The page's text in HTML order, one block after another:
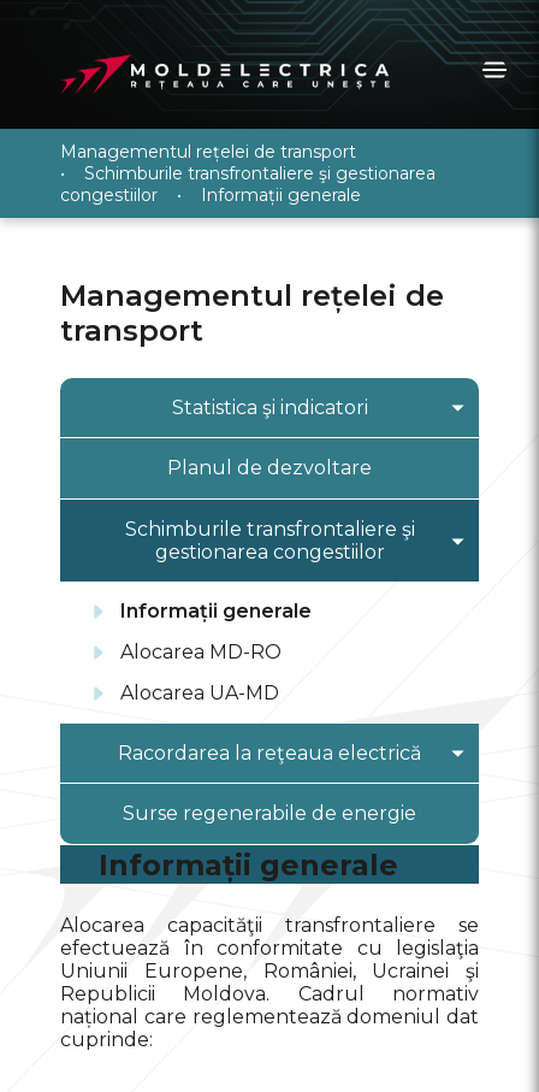
Managementul rețelei de transport
• Schimburile transfrontaliere şi gestionarea
congestiilor • Informații generale
Managementul rețelei de
transport
Statistica şi indicatori
Indicatorii tehnico-economici
Calitatea serviciilor
Planul de dezvoltare
Schimburile transfrontaliere şi
gestionarea congestiilor
Informații generale
Alocarea MD-RO
Alocarea UA-MD
Racordarea la reţeaua electrică
Racordarea la reţeaua electrică
Capacități disponibile pentru
racordarea centralelor electrice
Racordarea în condiții flexibile
Garanția financiară de bună
execuție a avizelor de racordare
Cerere privind eliberarea avizului
de racordare a centralei electrice
Surse regenerabile de energie
Informații generale
Alocarea capacităţii transfrontaliere se
efectuează în conformitate cu legislaţia
Uniunii Europene, României, Ucrainei şi
Republicii Moldova. Cadrul normativ
național care reglementează domeniul dat
cuprinde: